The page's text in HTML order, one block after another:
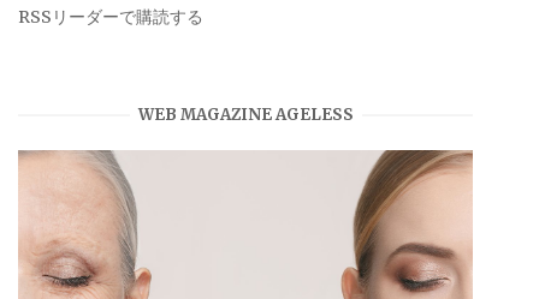
RSSリーダーで購読する
WEB MAGAZINE AGELESS